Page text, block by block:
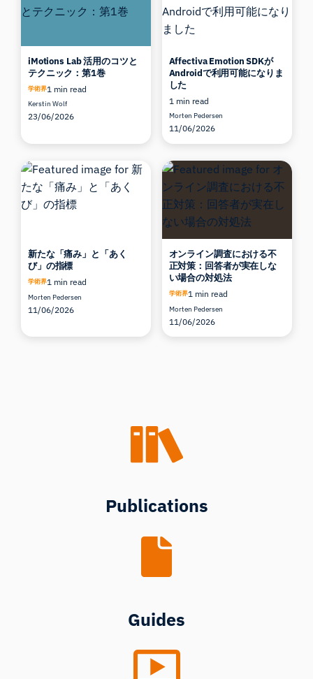
iMotions Lab 活用のコツと
テクニック：第1巻
学術界1 min read
Kerstin Wolf
23/06/2026
Affectiva Emotion SDKが
Androidで利用可能になりま
した
1 min read
Morten Pedersen
11/06/2026
新たな「痛み」と「あく
び」の指標
学術界1 min read
Morten Pedersen
11/06/2026
オンライン調査における不
正対策：回答者が実在しな
い場合の対処法
学術界1 min read
Morten Pedersen
11/06/2026
Publications
Guides